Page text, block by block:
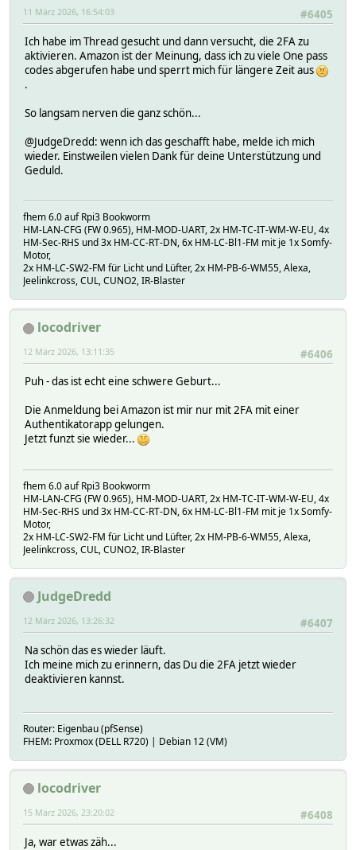
#6405
11 März 2026, 16:54:03
Ich habe im Thread gesucht und dann versucht, die 2FA zu
aktivieren. Amazon ist der Meinung, dass ich zu viele One pass
codes abgerufen habe und sperrt mich für längere Zeit aus
.
So langsam nerven die ganz schön...
@JudgeDredd: wenn ich das geschafft habe, melde ich mich
wieder. Einstweilen vielen Dank für deine Unterstützung und
Geduld.
fhem 6.0 auf Rpi3 Bookworm
HM-LAN-CFG (FW 0.965), HM-MOD-UART, 2x HM-TC-IT-WM-W-EU, 4x
HM-Sec-RHS und 3x HM-CC-RT-DN, 6x HM-LC-Bl1-FM mit je 1x Somfy-
Motor,
2x HM-LC-SW2-FM für Licht und Lüfter, 2x HM-PB-6-WM55, Alexa,
Jeelinkcross, CUL, CUNO2, IR-Blaster
locodriver
#6406
12 März 2026, 13:11:35
Puh - das ist echt eine schwere Geburt...
Die Anmeldung bei Amazon ist mir nur mit 2FA mit einer
Authentikatorapp gelungen.
Jetzt funzt sie wieder...
fhem 6.0 auf Rpi3 Bookworm
HM-LAN-CFG (FW 0.965), HM-MOD-UART, 2x HM-TC-IT-WM-W-EU, 4x
HM-Sec-RHS und 3x HM-CC-RT-DN, 6x HM-LC-Bl1-FM mit je 1x Somfy-
Motor,
2x HM-LC-SW2-FM für Licht und Lüfter, 2x HM-PB-6-WM55, Alexa,
Jeelinkcross, CUL, CUNO2, IR-Blaster
JudgeDredd
#6407
12 März 2026, 13:26:32
Na schön das es wieder läuft.
Ich meine mich zu erinnern, das Du die 2FA jetzt wieder
deaktivieren kannst.
Router: Eigenbau (pfSense)
FHEM: Proxmox (DELL R720) | Debian 12 (VM)
locodriver
#6408
15 März 2026, 23:20:02
Ja, war etwas zäh...